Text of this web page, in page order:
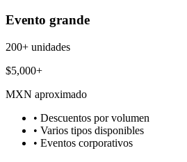
Evento grande
200+ unidades
$5,000+
MXN aproximado
• Descuentos por volumen
• Varios tipos disponibles
• Eventos corporativos